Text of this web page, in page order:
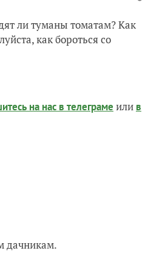
ли туманы томатам? Как
как бороться со
на нас в телеграме или в
дачникам.